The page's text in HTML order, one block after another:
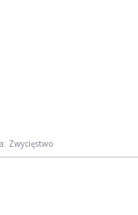
Zwycięstwo